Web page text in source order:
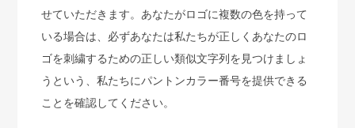
せていただきます。あなたがロゴに複数の色を持って
いる場合は、必ずあなたは私たちが正しくあなたのロ
ゴを刺繍するための正しい類似文字列を見つけましょ
うという、私たちにパントンカラー番号を提供できる
ことを確認してください。